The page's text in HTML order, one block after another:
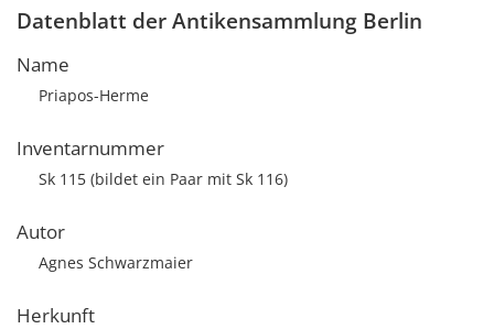
Datenblatt der Antikensammlung Berlin
Name
Priapos-Herme
Inventarnummer
Sk 115 (bildet ein Paar mit Sk 116)
Autor
Agnes Schwarzmaier
Herkunft